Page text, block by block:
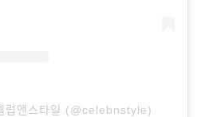
(@celebnstyle)